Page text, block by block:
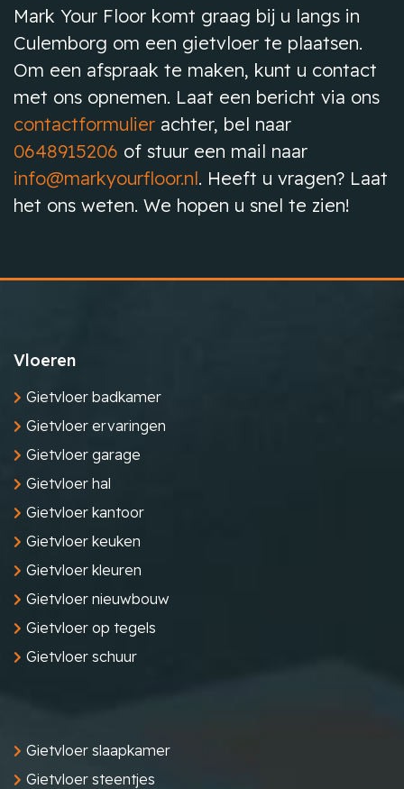
Mark Your Floor komt graag bij u langs in
Culemborg om een gietvloer te plaatsen.
Om een afspraak te maken, kunt u contact
met ons opnemen. Laat een bericht via ons
contactformulier achter, bel naar
0648915206 of stuur een mail naar
info@markyourfloor.nl. Heeft u vragen? Laat
het ons weten. We hopen u snel te zien!
Vloeren
Gietvloer badkamer
Gietvloer ervaringen
Gietvloer garage
Gietvloer hal
Gietvloer kantoor
Gietvloer keuken
Gietvloer kleuren
Gietvloer nieuwbouw
Gietvloer op tegels
Gietvloer schuur
Gietvloer slaapkamer
Gietvloer steentjes